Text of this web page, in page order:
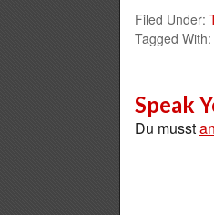
Filed Under:
Tagged With:
Speak
Du musst